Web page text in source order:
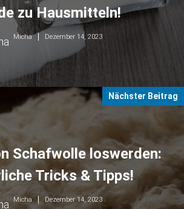
zu Hausmitteln!
Micha Dezember 14, 2023
Nächster Beitrag
Schafwolle loswerden:
Tricks & Tipps!
Micha Dezember 14, 2023